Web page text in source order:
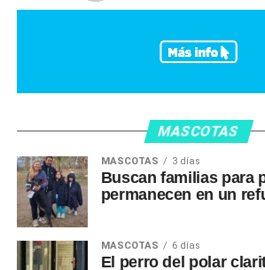
MASCOTAS
MASCOTAS 3 días
Buscan familias para
permanecen en un
MASCOTAS 6 días
El perro del polar